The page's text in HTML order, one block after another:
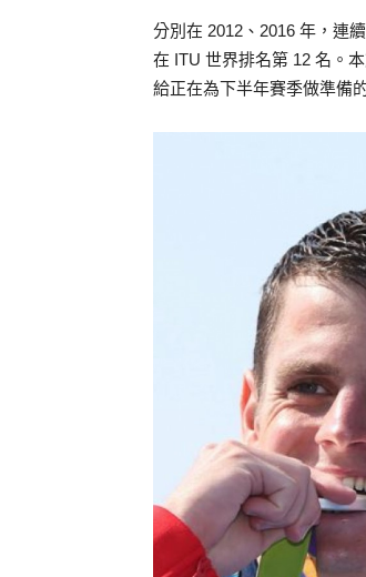
分別在 2012、2016 年，連
在 ITU 世界排名第 12 名。
給正在為下半年賽季做準備